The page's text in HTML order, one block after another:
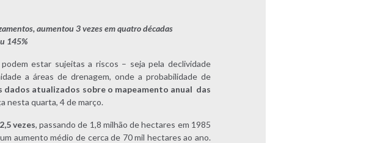
aumentou 3 vezes em quatro décadas
145%
estar sujeitas a riscos – seja pela declividade
a áreas de drenagem, onde a probabilidade de
dados atualizados sobre o mapeamento anual das
nesta quarta, 4 de março.
vezes, passando de 1,8 milhão de hectares em 1985
aumento médio de cerca de 70 mil hectares ao ano.